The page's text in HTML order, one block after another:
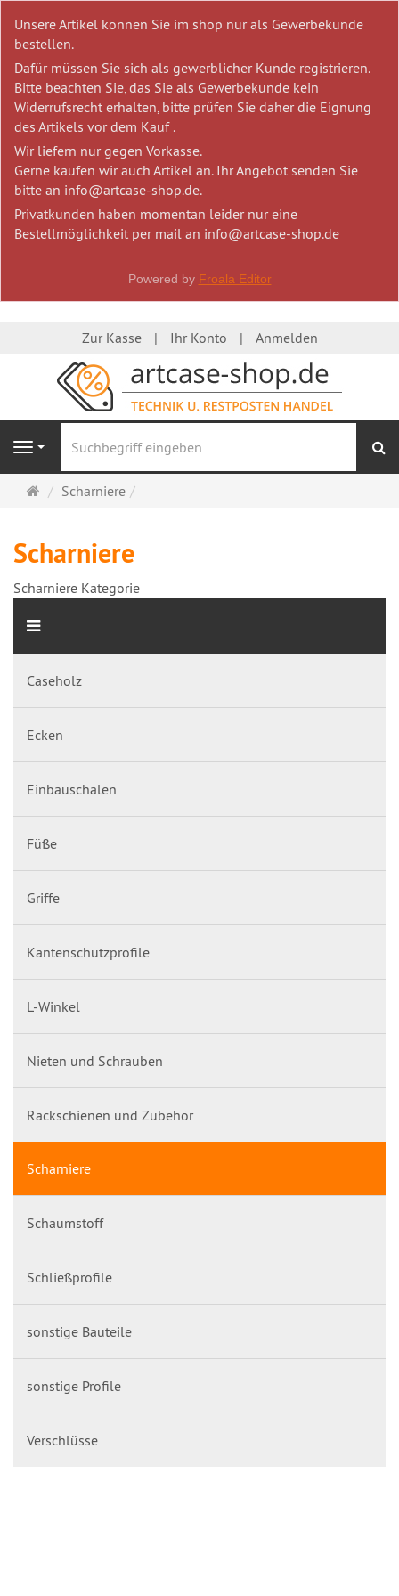
Unsere Artikel können Sie im shop nur als Gewerbekunde
bestellen.
Dafür müssen Sie sich als gewerblicher Kunde registrieren.
Bitte beachten Sie, das Sie als Gewerbekunde kein
Widerrufsrecht erhalten, bitte prüfen Sie daher die Eignung
des Artikels vor dem Kauf .
Wir liefern nur gegen Vorkasse.
Gerne kaufen wir auch Artikel an. Ihr Angebot senden Sie
bitte an info@artcase-shop.de.
Privatkunden haben momentan leider nur eine
Bestellmöglichkeit per mail an info@artcase-shop.de
Powered by Froala Editor
Zur Kasse Ihr Konto Anmelden
Navigation
Startseite
Scharniere
Scharniere
Scharniere Kategorie
Caseholz
Ecken
Einbauschalen
Füße
Griffe
Kantenschutzprofile
L-Winkel
Nieten und Schrauben
Rackschienen und Zubehör
Scharniere
Schaumstoff
Schließprofile
sonstige Bauteile
sonstige Profile
Verschlüsse